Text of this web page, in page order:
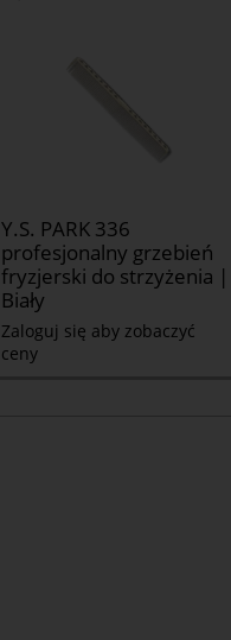
Y.S. PARK 336
profesjonalny grzebień
fryzjerski do strzyżenia |
Biały
Zaloguj się aby zobaczyć
ceny